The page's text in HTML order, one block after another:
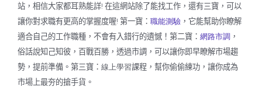
站，相信大家都耳熟能詳! 在這網站除了能找工作，還有三寶，可以
讓你對求職有更高的掌握度喔! 第一寶： 職能測驗 ，它能幫助你瞭解
適合自己的工作職種，不會有入錯行的遺憾！第二寶： 網路市調 ，
俗話說知己知彼，百戰百勝，透過市調，可以讓你即早瞭解市場趨
勢，提前準備。第三寶： 線上學習課程，幫你偷偷練功，讓你成為
市場上最夯的搶手貨。